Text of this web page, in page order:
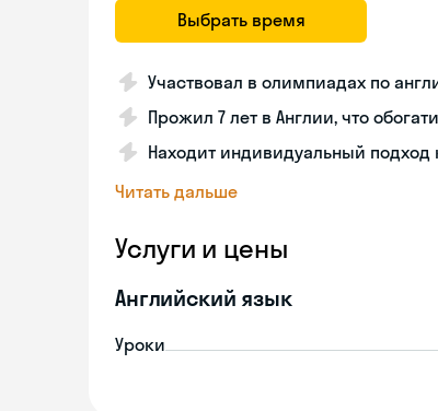
Выбрать время
Участвовал в олимпиадах по
Прожил 7 лет в Англии, что
Находит индивидуальный
Читать дальше
Услуги и цены
Английский язык
Уроки